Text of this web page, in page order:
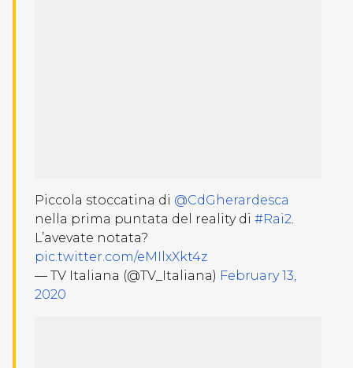
Piccola stoccatina di @CdGherardesca
nella prima puntata del reality di #Rai2.
L’avevate notata?
pic.twitter.com/eMIlxXkt4z
— TV Italiana (@TV_Italiana) February 13,
2020